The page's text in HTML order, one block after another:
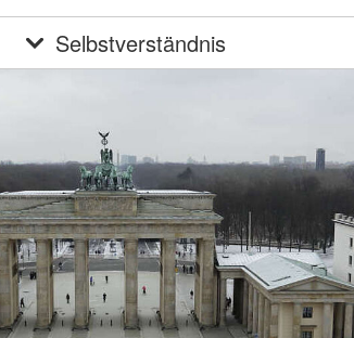
Selbstverständnis